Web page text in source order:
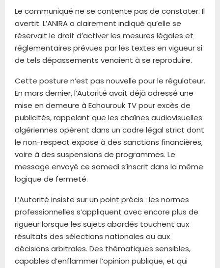
Le communiqué ne se contente pas de constater. Il
avertit. L’ANIRA a clairement indiqué qu’elle se
réservait le droit d’activer les mesures légales et
réglementaires prévues par les textes en vigueur si
de tels dépassements venaient à se reproduire.
Cette posture n’est pas nouvelle pour le régulateur.
En mars dernier, l’Autorité avait déjà adressé une
mise en demeure à Echourouk TV pour excès de
publicités, rappelant que les chaînes audiovisuelles
algériennes opèrent dans un cadre légal strict dont
le non-respect expose à des sanctions financières,
voire à des suspensions de programmes. Le
message envoyé ce samedi s’inscrit dans la même
logique de fermeté.
L’Autorité insiste sur un point précis : les normes
professionnelles s’appliquent avec encore plus de
rigueur lorsque les sujets abordés touchent aux
résultats des sélections nationales ou aux
décisions arbitrales. Des thématiques sensibles,
capables d’enflammer l’opinion publique, et qui